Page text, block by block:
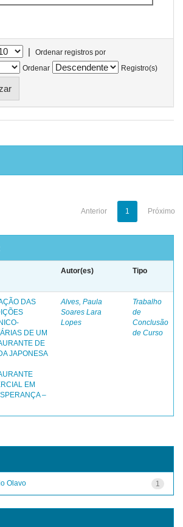
|
Ordenar registros por
Ordenar
Registro(s)
Anterior 1 Próximo
Autor(es) Tipo
DAS
DE UM
DE
JAPONESA
EM
–
Alves, Paula
Soares Lara
Lopes
Trabalho
de
Conclusão
de Curso
1
Olavo